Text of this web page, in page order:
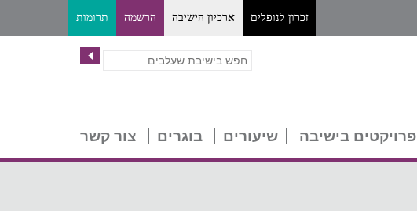
תרומות הרשמה ארכיון הישיבה זכרון לנופלים
פרויקטים בישיבה שיעורים בוגרים צור קשר